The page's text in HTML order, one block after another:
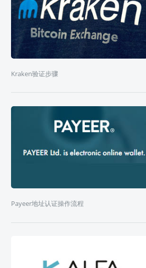
Kraken验证步骤
Payeer地址认证操作流程